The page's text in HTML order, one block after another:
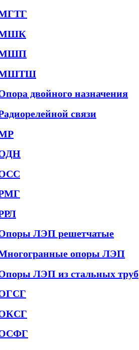
двойного назначения
связи
ЛЭП решетчатые
опоры ЛЭП
ЛЭП из стальных труб